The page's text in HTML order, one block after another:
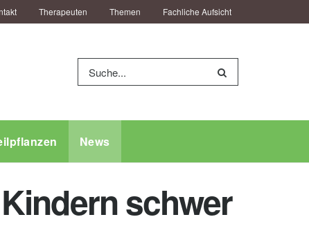
Therapeuten Themen Fachliche Aufsicht
News
schwer